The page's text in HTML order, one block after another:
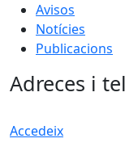
Avisos
Notícies
Publicacions
Adreces i
Accedeix